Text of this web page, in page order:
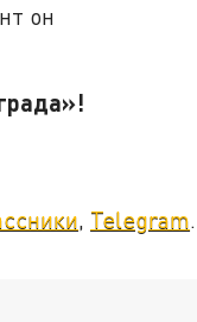
он
, Telegram.